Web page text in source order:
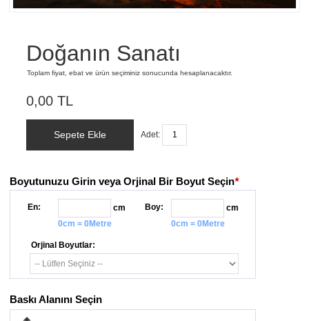
Doğanın Sanatı
Toplam fiyat, ebat ve ürün seçiminiz sonucunda hesaplanacaktır.
0,00 TL
Sepete Ekle Adet:
Boyutunuzu Girin veya Orjinal Bir Boyut Seçin*
En:
cm
0cm = 0Metre
Boy:
cm
0cm = 0Metre
Orjinal Boyutlar:
Baskı Alanını Seçin